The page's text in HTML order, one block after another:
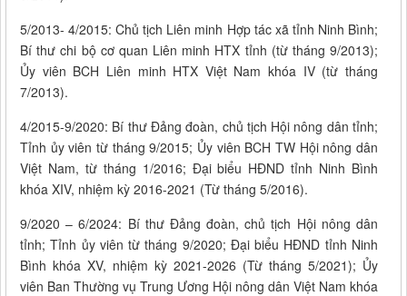
5/2013- 4/2015: Chủ tịch Liên minh Hợp tác xã tỉnh Ninh Bình;
Bí thư chi bộ cơ quan Liên minh HTX tỉnh (từ tháng 9/2013);
Ủy viên BCH Liên minh HTX Việt Nam khóa IV (từ tháng
7/2013).
4/2015-9/2020: Bí thư Đảng đoàn, chủ tịch Hội nông dân tỉnh;
Tỉnh ủy viên từ tháng 9/2015; Ủy viên BCH TW Hội nông dân
Việt Nam, từ tháng 1/2016; Đại biểu HĐND tỉnh Ninh Bình
khóa XIV, nhiệm kỳ 2016-2021 (Từ tháng 5/2016).
9/2020 – 6/2024: Bí thư Đảng đoàn, chủ tịch Hội nông dân
tỉnh; Tỉnh ủy viên từ tháng 9/2020; Đại biểu HĐND tỉnh Ninh
Bình khóa XV, nhiệm kỳ 2021-2026 (Từ tháng 5/2021); Ủy
viên Ban Thường vụ Trung Ương Hội nông dân Việt Nam khóa